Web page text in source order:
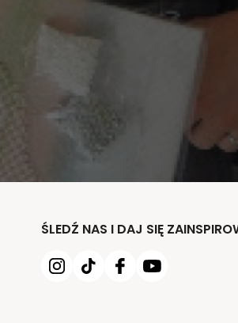
ŚLEDŹ NAS I DAJ SIĘ